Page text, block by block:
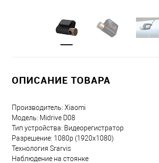
ОПИСАНИЕ ТОВАРА
Производитель: Xiaomi
Модель: Midrive D08
Тип устройства: Видеорегистратор
Разрешение: 1080p (1920x1080)
Технология Srarvis
Наблюдение на стоянке